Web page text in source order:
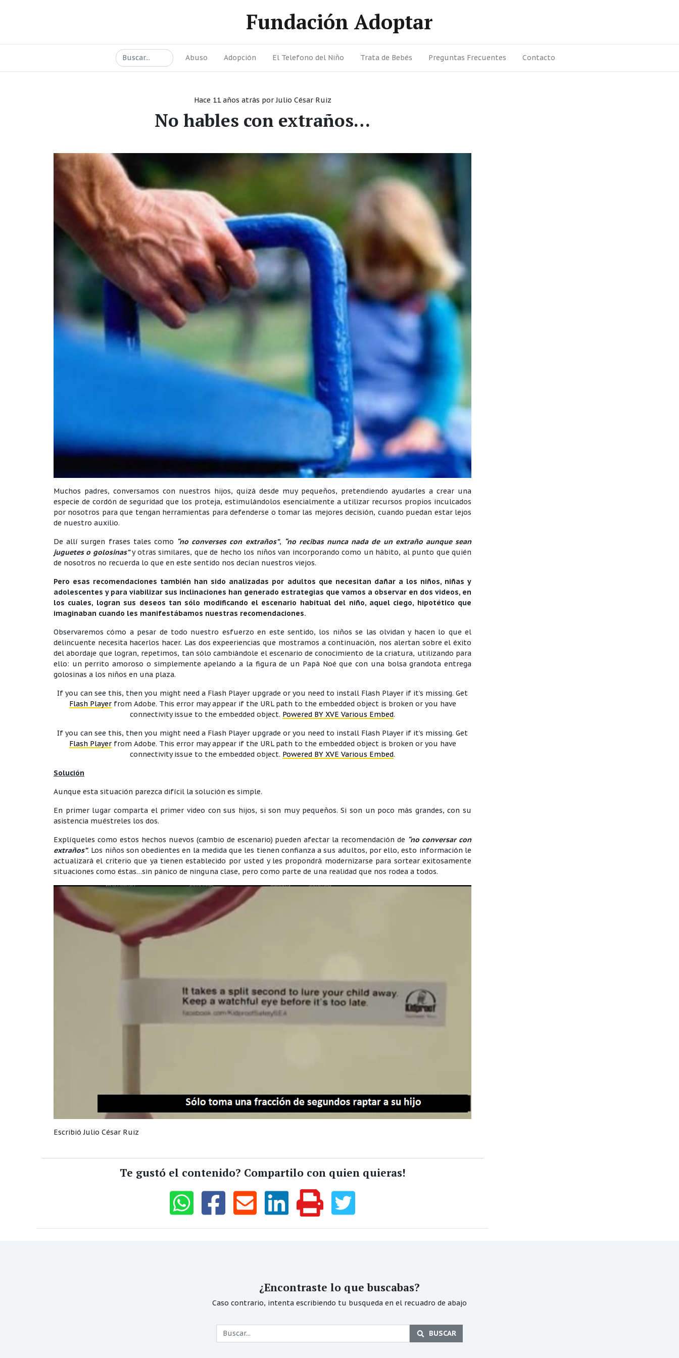
Fundación Adoptar
Abuso Adopción El Telefono del Niño Trata de Bebés Preguntas Frecuentes Contacto
Hace 11 años atrás porJulio César Ruiz
No hables con extraños…
Muchos padres, conversamos con nuestros hijos, quizá desde muy pequeños, pretendiendo ayudarles a crear una
especie de cordón de seguridad que los proteja, estimulándolos esencialmente a utilizar recursos propios inculcados
por nosotros para que tengan herramientas para defenderse o tomar las mejores decisión, cuando puedan estar lejos
de nuestro auxilio.
De allí surgen frases tales como “no converses con extraños”, “no recibas nunca nada de un extraño aunque sean
juguetes o golosinas”y otras similares, que de hecho los niños van incorporando como un hábito, al punto que quién
de nosotros no recuerda lo que en este sentido nos decían nuestros viejos.
Pero esas recomendaciones también han sido analizadas por adultos que necesitan dañar a los niños, niñas y
adolescentes y para viabilizar sus inclinaciones han generado estrategias que vamos a observar en dos videos, en
los cuales, logran sus deseos tan sólo modificando el escenario habitual del niño, aquel ciego, hipotético que
imaginaban cuando les manifestábamos nuestras recomendaciones.
Observaremos cómo a pesar de todo nuestro esfuerzo en este sentido, los niños se las olvidan y hacen lo que el
delincuente necesita hacerlos hacer. Las dos expeeriencias que mostramos a continuación, nos alertan sobre el éxito
del abordaje que logran, repetimos, tan sólo cambiándole el escenario de conocimiento de la criatura, utilizando para
ello: un perrito amoroso o simplemente apelando a la figura de un Papá Noé que con una bolsa grandota entrega
golosinas a los niños en una plaza.
If you can see this, then you might need a Flash Player upgrade or you need to install Flash Player if it’s missing. Get
Flash Playerfrom Adobe. This error may appear if the URL path to the embedded object is broken or you have
connectivity issue to the embedded object. Powered BY XVE Various Embed.
If you can see this, then you might need a Flash Player upgrade or you need to install Flash Player if it’s missing. Get
Flash Playerfrom Adobe. This error may appear if the URL path to the embedded object is broken or you have
connectivity issue to the embedded object. Powered BY XVE Various Embed.
Solución
Aunque esta situación parezca difícil la solución es simple.
En primer lugar comparta el primer video con sus hijos, si son muy pequeños. Si son un poco más grandes, con su
asistencia muéstreles los dos.
Explíqueles como estos hechos nuevos (cambio de escenario) pueden afectar la recomendación de “no conversar con
extraños”. Los niños son obedientes en la medida que les tienen confianza a sus adultos, por ello, esto información le
actualizará el criterio que ya tienen establecido por usted y les propondrá modernizarse para sortear exitosamente
situaciones como éstas…sin pánico de ninguna clase, pero como parte de una realidad que nos rodea a todos.
Escribió Julio César Ruiz
Te gustó el contenido? Compartilo con quien quieras!
¿Encontraste lo que buscabas?
Caso contrario, intenta escribiendo tu busqueda en el recuadro de abajo
BUSCAR